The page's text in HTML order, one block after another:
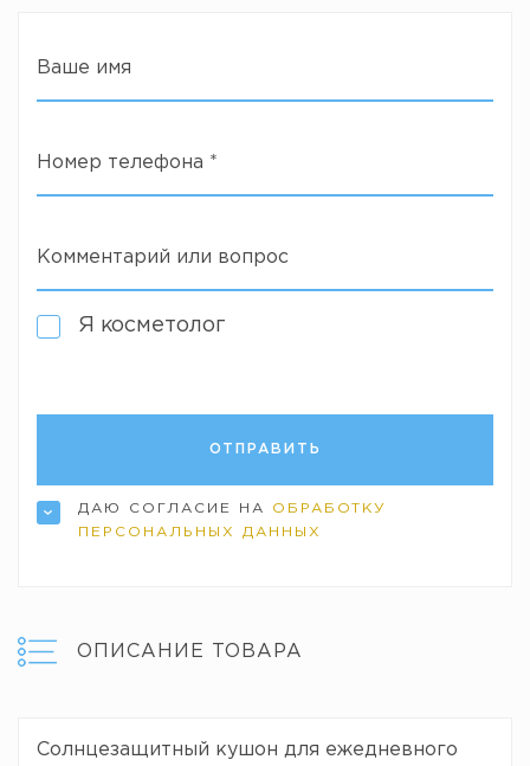
Ваше имя
Номер телефона *
Комментарий или вопрос
Я косметолог
ДАЮ СОГЛАСИЕ НА ОБРАБОТКУ
ПЕРСОНАЛЬНЫХ ДАННЫХ
ОПИСАНИЕ ТОВАРА
Солнцезащитный кушон для ежедневного